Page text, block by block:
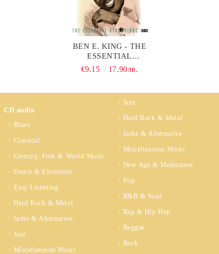
BEN E. KING - THE
ESSENTIAL
RECORDINGS (2CD)
€9.15 17.90лв.
CD audio
Blues
Classical
Country, Folk & World Music
Dance & Electronic
Easy Listening
Hard Rock & Metal
Indie & Alternative
Jazz
Miscellaneous Music
Jazz
Hard Rock & Metal
Indie & Alternative
Miscellaneous Music
New Age & Meditation
Pop
R&B & Soul
Rap & Hip Hop
Reggae
Rock